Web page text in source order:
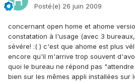
Posté(e) 26 juin 2009
concernant open home et ahome
constatation à l'usage (avec 3
sévére! :( ) c'est que ahome est plus
encore qu'il m'arrive trop souvent
quoi le bureau ne répond pas
bien sur les mêmes appli installées sur